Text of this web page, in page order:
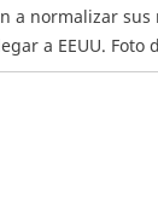
a normalizar sus
a EEUU. Foto